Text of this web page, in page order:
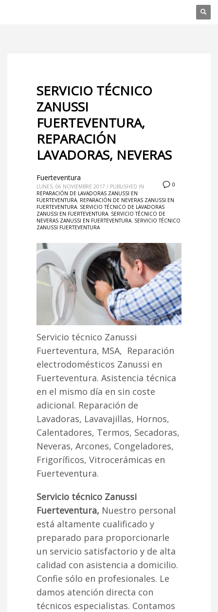
SERVICIO TÉCNICO
ZANUSSI
FUERTEVENTURA,
REPARACIÓN
LAVADORAS, NEVERAS
0
Fuerteventura
LUNES, 06 NOVIEMBRE 2017 / PUBLISHED IN
REPARACIÓN DE LAVADORAS ZANUSSI EN
FUERTEVENTURA, REPARACIÓN DE NEVERAS ZANUSSI EN
FUERTEVENTURA, SERVICIO TÉCNICO DE LAVADORAS
ZANUSSI EN FUERTEVENTURA, SERVICIO TÉCNICO DE
NEVERAS ZANUSSI EN FUERTEVENTURA, SERVICIO TÉCNICO
ZANUSSI FUERTEVENTURA
Servicio técnico Zanussi
Fuerteventura, MSA, Reparación
electrodomésticos Zanussi en
Fuerteventura. Asistencia técnica
en el mismo día en sin coste
adicional. Reparación de
Lavadoras, Lavavajillas, Hornos,
Calentadores, Termos, Secadoras,
Neveras, Arcones, Congeladores,
Frigoríficos, Vitrocerámicas en
Fuerteventura.
Servicio técnico Zanussi
Fuerteventura, Nuestro personal
está altamente cualificado y
preparado para proporcionarle
un servicio satisfactorio y de alta
calidad con asistencia a domicilio.
Confie sólo en profesionales. Le
damos atención directa con
técnicos especialistas. Contamos